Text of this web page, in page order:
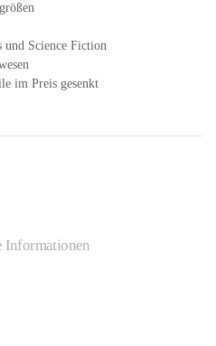
und Science Fiction
im Preis gesenkt
Informationen